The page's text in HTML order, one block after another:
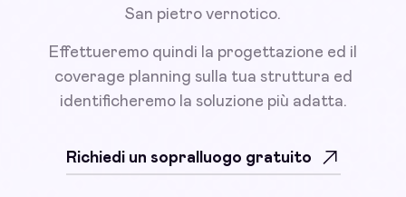
San pietro vernotico.
Effettueremo quindi la progettazione ed il
coverage planning sulla tua struttura ed
identificheremo la soluzione più adatta.
Richiedi un sopralluogo gratuito